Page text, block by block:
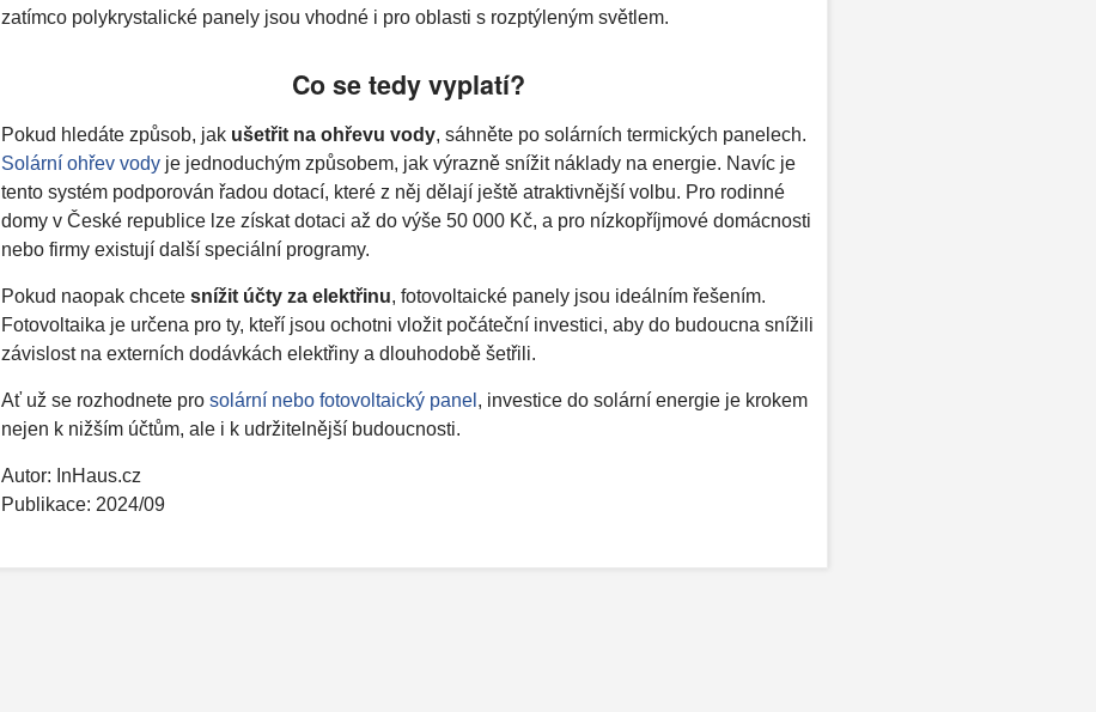
zatímco polykrystalické panely jsou vhodné i pro oblasti s rozptýleným světlem.
Co se tedy vyplatí?
Pokud hledáte způsob, jak ušetřit na ohřevu vody, sáhněte po solárních termických panelech.
Solární ohřev vody je jednoduchým způsobem, jak výrazně snížit náklady na energie. Navíc je
tento systém podporován řadou dotací, které z něj dělají ještě atraktivnější volbu. Pro rodinné
domy v České republice lze získat dotaci až do výše 50 000 Kč, a pro nízkopříjmové domácnosti
nebo firmy existují další speciální programy.
Pokud naopak chcete snížit účty za elektřinu, fotovoltaické panely jsou ideálním řešením.
Fotovoltaika je určena pro ty, kteří jsou ochotni vložit počáteční investici, aby do budoucna snížili
závislost na externích dodávkách elektřiny a dlouhodobě šetřili.
Ať už se rozhodnete pro solární nebo fotovoltaický panel , investice do solární energie je krokem
nejen k nižším účtům, ale i k udržitelnější budoucnosti.
Autor: InHaus.cz
Publikace: 2024/09